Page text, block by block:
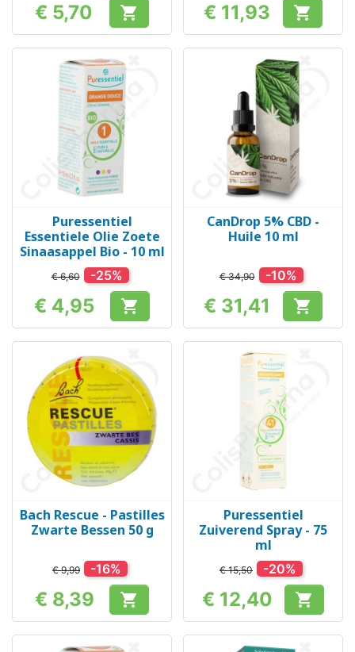
Prijs
€ 5,70  Prijs
€ 11,93 
Puressentiel
Essentiele Olie Zoete
Sinaasappel Bio - 10 ml
€ 6,60 -25%
Prijs
€ 4,95 
CanDrop 5% CBD -
Huile 10 ml
€ 34,90 -10%
Prijs
€ 31,41 
Bach Rescue - Pastilles
Zwarte Bessen 50 g
€ 9,99 -16%
Prijs
€ 8,39 
Puressentiel
Zuiverend Spray - 75
ml
€ 15,50 -20%
Prijs
€ 12,40 